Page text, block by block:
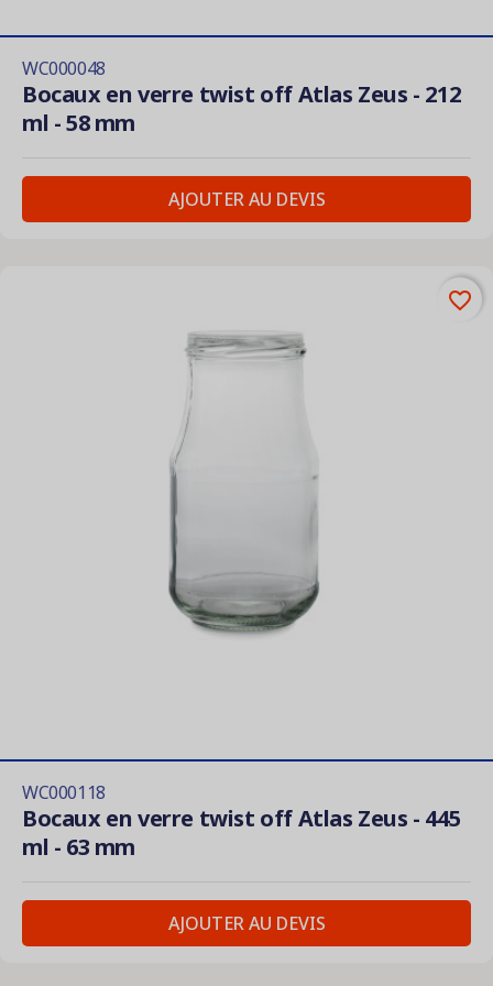
WC000048
Bocaux en verre twist off Atlas Zeus - 212
ml - 58 mm
AJOUTER AU DEVIS
WC000118
Bocaux en verre twist off Atlas Zeus - 445
ml - 63 mm
AJOUTER AU DEVIS
favorite_border